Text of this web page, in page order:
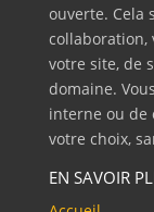
ouverte. Cela
collaboration,
votre site, de
domaine.
interne ou de
votre choix,
EN SAVOIR